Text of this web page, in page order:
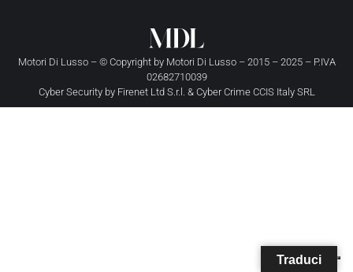
Motori Di Lusso – © Copyright by Motori Di Lusso– 2015 – 2025 – P.IVA
02682710039
Cyber Security by Firenet Ltd S.r.l. & Cyber Crime CCIS Italy SRL
Traduci